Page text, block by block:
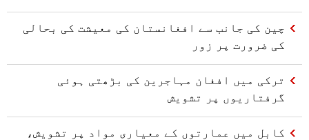
چین کی جانب سے افغانستان کی معیشت کی بحالی
کی ضرورت پر زور
ترکی میں افغان مہاجرین کی بڑھتی ہوئی
گرفتاریوں پر تشویش
کابل میں عمارتوں کے معیاری مواد پر تشویش،